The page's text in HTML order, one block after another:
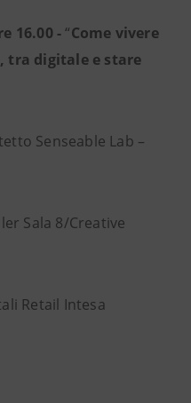
16.00 -“Come vivere
tra digitale e stare
Senseable Lab –
Sala 8/Creative
Retail Intesa